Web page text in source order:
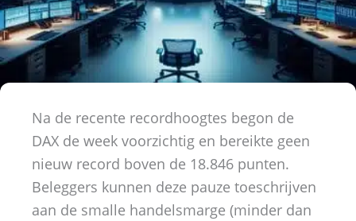
Na de recente recordhoogtes begon de
DAX de week voorzichtig en bereikte geen
nieuw record boven de 18.846 punten.
Beleggers kunnen deze pauze toeschrijven
aan de smalle handelsmarge (minder dan